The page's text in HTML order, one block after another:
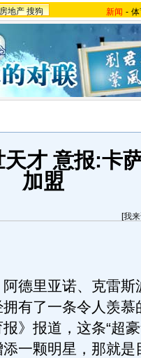
地产 搜狗 新闻 -
才 意报:卡
加盟
[我
里亚诺、克雷斯
有了一条令人羡慕
》报道，这条“超
一颗明星，那就是